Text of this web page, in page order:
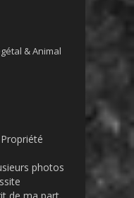
& Animal
photos